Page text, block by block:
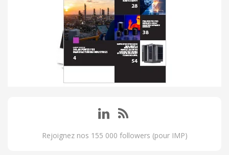
Rejoignez nos 155 000 followers (pour IMP)